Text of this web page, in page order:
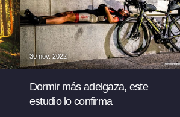
30 nov. 2022
Dormir más adelgaza, este
estudio lo confirma